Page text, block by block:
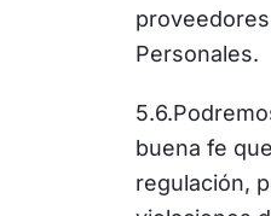
Personales.
buena fe
regulación,